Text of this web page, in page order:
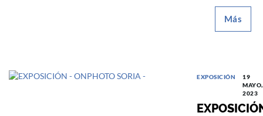
Más
EXPOSICIÓN
19
MAYO,
2023